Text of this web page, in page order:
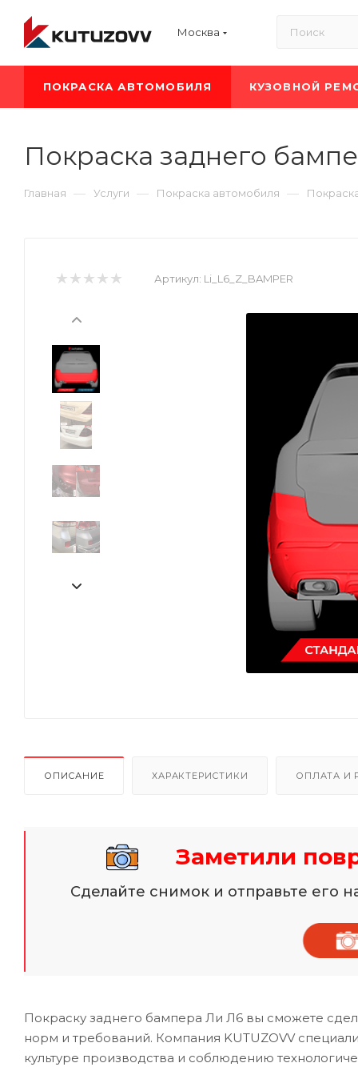
Москва
ПОКРАСКА АВТОМОБИЛЯ КУЗОВНОЙ
Покраска заднего
Главная — Услуги — Покраска автомобиля —
Артикул: Li_L6_Z_BAMPER
ОПИСАНИЕ ХАРАКТЕРИСТИКИ ОПЛАТА И
Заметили
Сделайте снимок и отправьте
Покраску заднего бампера Ли Л6 вы сможете
норм и требований. Компания KUTUZOVV
культуре производства и соблюдению